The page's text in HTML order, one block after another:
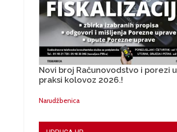
Novi broj Računovodstvo i porezi u
praksi kolovoz 2026.!
Narudžbenica